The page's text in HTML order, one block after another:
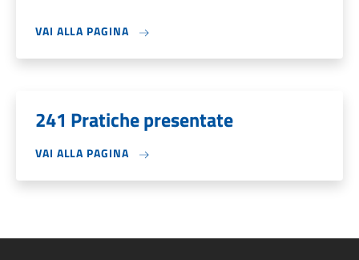
VAI ALLA PAGINA
241 Pratiche presentate
VAI ALLA PAGINA